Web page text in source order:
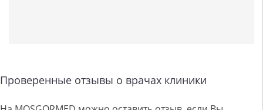
Проверенные отзывы о врачах клиники